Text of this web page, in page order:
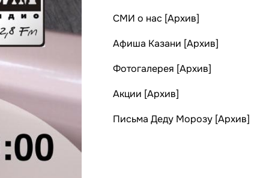
СМИ о нас [Архив]
Афиша Казани [Архив]
Фотогалерея [Архив]
Акции [Архив]
Письма Деду Морозу [Архив]